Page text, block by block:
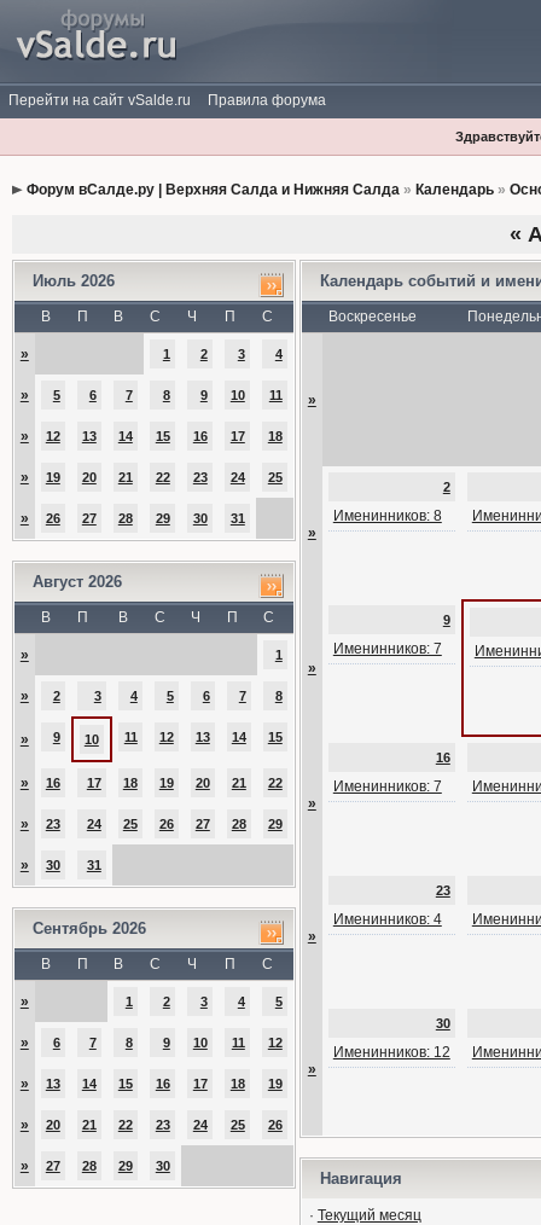
Перейти на сайт vSalde.ru Правила форума
Форум вСалде.ру | Верхняя Салда и Нижняя Салда» Календарь»
«
Июль 2026
В П В С Ч П С
» 1 2 3 4
» 5 6 7 8 9 10 11
» 12 13 14 15 16 17 18
» 19 20 21 22 23 24 25
» 26 27 28 29 30 31
Август 2026
В П В С Ч П С
» 1
» 2 3 4 5 6 7 8
» 9 10 11 12 13 14 15
» 16 17 18 19 20 21 22
» 23 24 25 26 27 28 29
» 30 31
Сентябрь 2026
В П В С Ч П С
» 1 2 3 4 5
» 6 7 8 9 10 11 12
» 13 14 15 16 17 18 19
» 20 21 22 23 24 25 26
» 27 28 29 30
Календарь событий и
Воскресенье
»
»
2
Именинников: 8
»
9
Именинников: 7
»
16
Именинников: 7
»
23
Именинников: 4
»
30
Именинников: 12
Навигация
· Текущий месяц